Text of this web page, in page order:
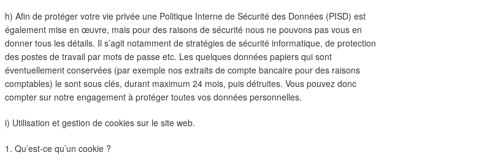
h) Afin de protéger votre vie privée une Politique Interne de Sécurité des Données (PISD) est
également mise en œuvre, mais pour des raisons de sécurité nous ne pouvons pas vous en
donner tous les détails. Il s’agit notamment de stratégies de sécurité informatique, de protection
des postes de travail par mots de passe etc. Les quelques données papiers qui sont
éventuellement conservées (par exemple nos extraits de compte bancaire pour des raisons
comptables) le sont sous clés, durant maximum 24 mois, puis détruites. Vous pouvez donc
compter sur notre engagement à protéger toutes vos données personnelles.
i) Utilisation et gestion de cookies sur le site web.
1. Qu’est-ce qu’un cookie ?